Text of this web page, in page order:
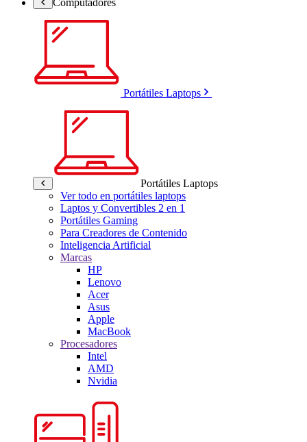
Portátiles Laptops
Portátiles Laptops
Ver todo en portátiles laptops
Laptos y Convertibles 2 en 1
Portátiles Gaming
Para Creadores de Contenido
Inteligencia Artificial
Marcas
HP
Lenovo
Acer
Asus
Apple
MacBook
Procesadores
Intel
AMD
Nvidia